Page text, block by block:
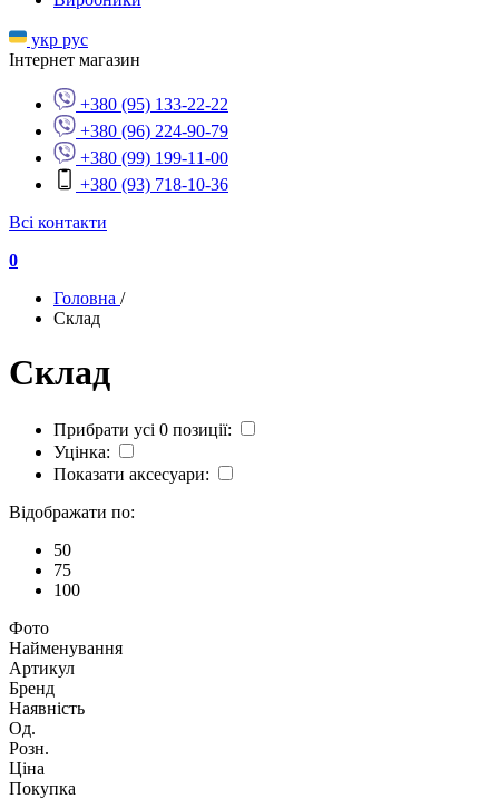
укр рус
Інтернет магазин
+380 (95) 133-22-22
+380 (96) 224-90-79
+380 (99) 199-11-00
+380 (93) 718-10-36
Всі контакти
0
Головна /
Склад
Склад
Прибрати усі 0 позиції:
Уцінка:
Показати аксесуари:
Відображати по:
50
75
100
Фото
Найменування
Артикул
Бренд
Наявність
Од.
Розн.
Ціна
Покупка